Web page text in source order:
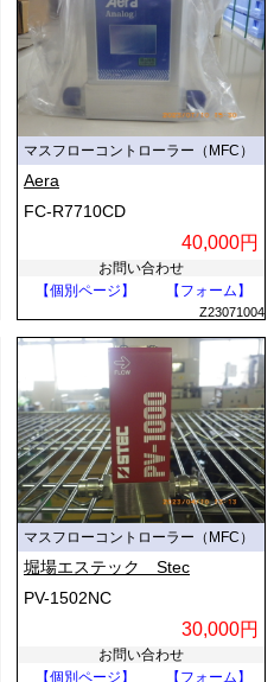
マスフローコントローラー（MFC）
Aera
FC-R7710CD
40,000円
お問い合わせ
【個別ページ】
【フォーム】
Z23071004
マスフローコントローラー（MFC）
堀場エステック Stec
PV-1502NC
30,000円
お問い合わせ
【個別ページ】
【フォーム】